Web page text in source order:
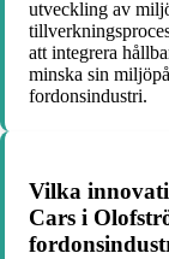
utveckling av
att integrera
minska sin
fordonsindustri.
Vilka
Cars i